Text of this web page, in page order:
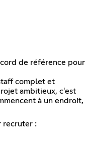
de référence pour
complet et
ambitieux, c'est
à un endroit,
recruter :